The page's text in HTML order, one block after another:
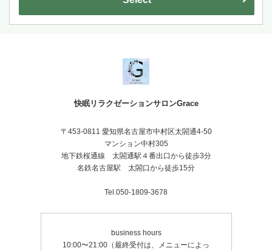
快眠リラクゼーションサロンGrace
〒453-0811 愛知県名古屋市中村区太閤通4-50
マンション中村305
地下鉄桜通線 太閤通駅４番出口から徒歩3分
名鉄名古屋駅 太閤口から徒歩15分
Tel.050-1809-3678
business hours
10:00〜21:00（最終受付は、メニューによっ